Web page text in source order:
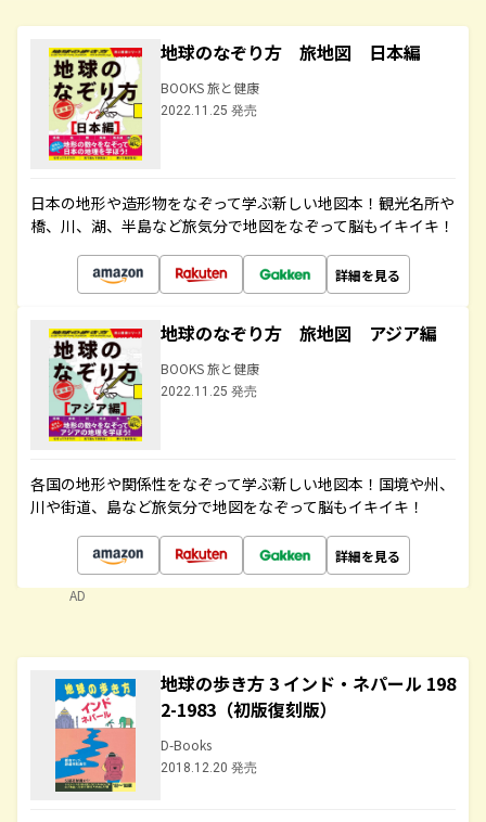
地球のなぞり方 旅地図 日本編
BOOKS 旅と健康
2022.11.25 発売
日本の地形や造形物をなぞって学ぶ新しい地図本！観光名所や
橋、川、湖、半島など旅気分で地図をなぞって脳もイキイキ！
詳細を見る
地球のなぞり方 旅地図 アジア編
BOOKS 旅と健康
2022.11.25 発売
各国の地形や関係性をなぞって学ぶ新しい地図本！国境や州、
川や街道、島など旅気分で地図をなぞって脳もイキイキ！
詳細を見る
AD
地球の歩き方 3 インド・ネパール 198
2-1983（初版復刻版）
D-Books
2018.12.20 発売